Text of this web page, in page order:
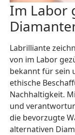
Im Labor
Labrilliante
von im Labor
bekannt für sein
ethische
Nachhaltigkeit.
und
die bevorzugte
alternativen